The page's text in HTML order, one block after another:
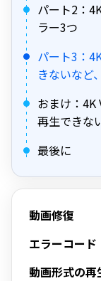
パート2：
ラー3つ
パート3：
きないなど
おまけ：
再生できな
最後に
動画修復
エラーコード
動画形式の再